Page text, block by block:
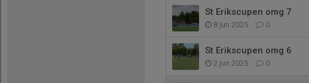
St Erikscupen omg 7
8 jun 2025 0
St Erikscupen omg 6
2 jun 2025 0